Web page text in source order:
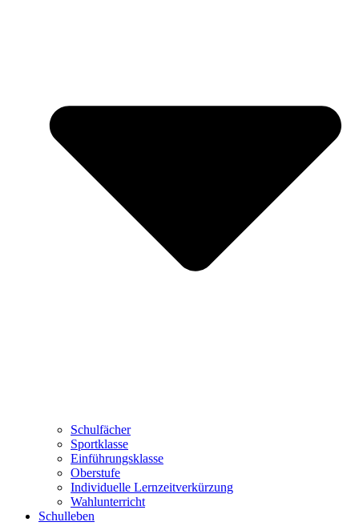
Schulfächer
Sportklasse
Einführungsklasse
Oberstufe
Individuelle Lernzeitverkürzung
Wahlunterricht
Schulleben